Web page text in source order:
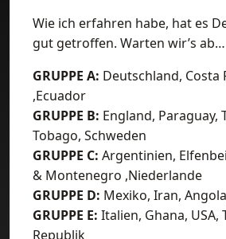
Wie ich erfahren habe, hat es
gut getroffen. Warten wir’s ab…
GRUPPE A: Deutschland, Costa
,Ecuador
GRUPPE B: England, Paraguay,
Tobago, Schweden
GRUPPE C: Argentinien,
& Montenegro ,Niederlande
GRUPPE D: Mexiko, Iran,
GRUPPE E: Italien, Ghana, USA,
Republik